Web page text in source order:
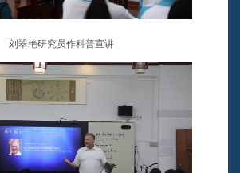
刘翠艳研究员作科普宣讲